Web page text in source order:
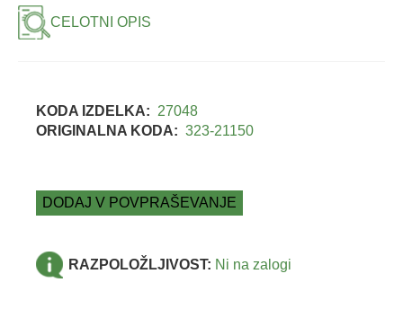
CELOTNI OPIS
KODA IZDELKA: 27048
ORIGINALNA KODA: 323-21150
DODAJ V POVPRAŠEVANJE
RAZPOLOŽLJIVOST: Ni na zalogi